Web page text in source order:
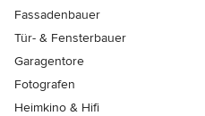
Fassadenbauer
Tür- & Fensterbauer
Garagentore
Fotografen
Heimkino & Hifi